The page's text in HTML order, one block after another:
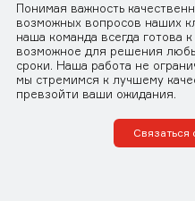
Понимая важность
возможных вопросов наших
наша команда всегда готова
возможное для решения
сроки. Наша работа не
мы стремимся к лучшему
превзойти ваши ожидания.
Связаться